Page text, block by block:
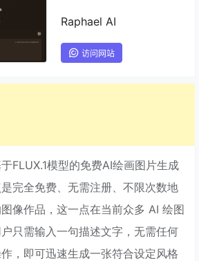
Raphael AI
访问网站
FLUX.1模型的免费AI绘画图片生成
完全免费、无需注册、不限次数地
像作品，这一点在当前众多 AI 绘图
只需输入一句描述文字，无需任何
，即可迅速生成一张符合设定风格